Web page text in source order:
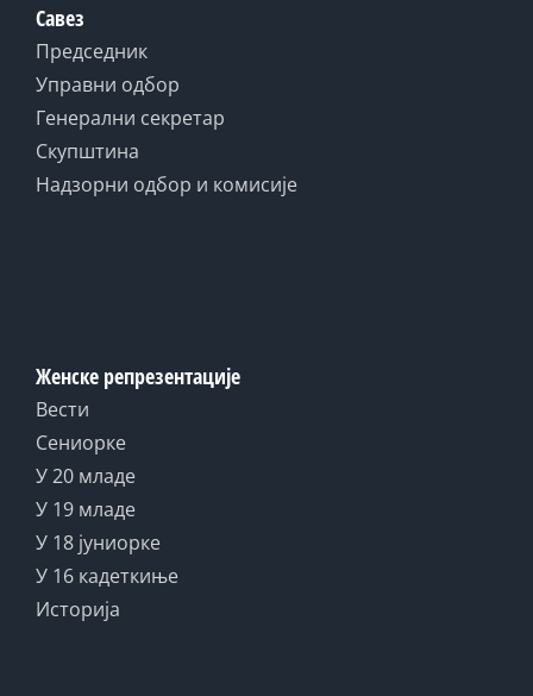
Савез
Председник
Управни одбор
Генерални секретар
Скупштина
Надзорни одбор и комисије
Женске репрезентације
Вести
Сениорке
У 20 младе
У 19 младе
У 18 јуниорке
У 16 кадеткиње
Историја